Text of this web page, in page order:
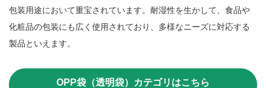
包装用途において重宝されています。耐湿性を生かして、食品や
化粧品の包装にも広く使用されており、多様なニーズに対応する
製品といえます。
OPP袋（透明袋）カテゴリはこちら